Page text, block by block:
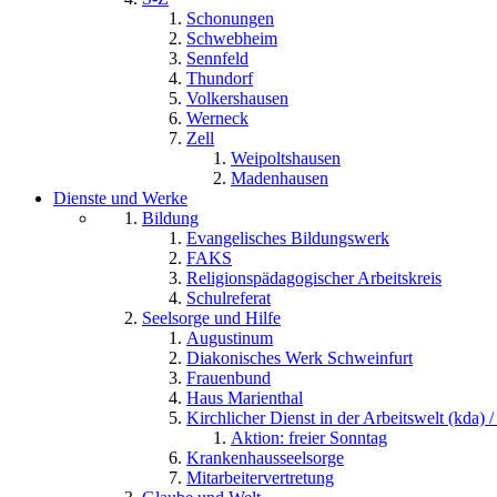
Schonungen
Schwebheim
Sennfeld
Thundorf
Volkershausen
Werneck
Zell
Weipoltshausen
Madenhausen
Dienste und Werke
Bildung
Evangelisches Bildungswerk
FAKS
Religionspädagogischer Arbeitskreis
Schulreferat
Seelsorge und Hilfe
Augustinum
Diakonisches Werk Schweinfurt
Frauenbund
Haus Marienthal
Kirchlicher Dienst in der Arbeitswelt (kda) /
Aktion: freier Sonntag
Krankenhausseelsorge
Mitarbeitervertretung